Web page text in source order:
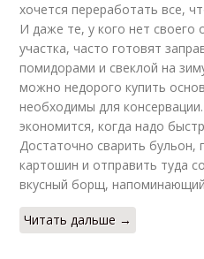
хочется переработать все,
И даже те, у кого нет своего
участка, часто готовят
помидорами и свеклой на
можно недорого купить
необходимы для
экономится, когда надо
Достаточно сварить бульон,
картошин и отправить туда
вкусный борщ,
Читать дальше →